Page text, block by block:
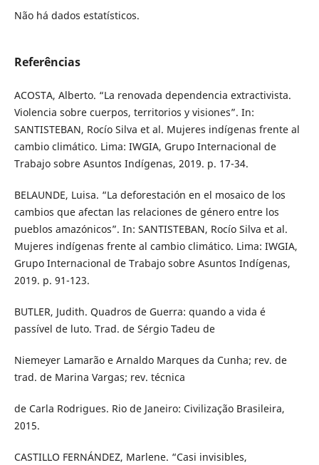
Não há dados estatísticos.
Referências
ACOSTA, Alberto. “La renovada dependencia extractivista.
Violencia sobre cuerpos, territorios y visiones”. In:
SANTISTEBAN, Rocío Silva et al. Mujeres indígenas frente al
cambio climático. Lima: IWGIA, Grupo Internacional de
Trabajo sobre Asuntos Indígenas, 2019. p. 17-34.
BELAUNDE, Luisa. “La deforestación en el mosaico de los
cambios que afectan las relaciones de género entre los
pueblos amazónicos”. In: SANTISTEBAN, Rocío Silva et al.
Mujeres indígenas frente al cambio climático. Lima: IWGIA,
Grupo Internacional de Trabajo sobre Asuntos Indígenas,
2019. p. 91-123.
BUTLER, Judith. Quadros de Guerra: quando a vida é
passível de luto. Trad. de Sérgio Tadeu de
Niemeyer Lamarão e Arnaldo Marques da Cunha; rev. de
trad. de Marina Vargas; rev. técnica
de Carla Rodrigues. Rio de Janeiro: Civilização Brasileira,
2015.
CASTILLO FERNÁNDEZ, Marlene. “Casi invisibles,